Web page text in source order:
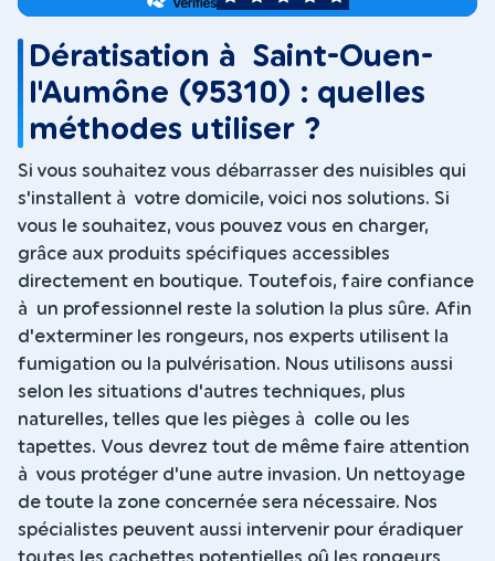
5
Dératisation à Saint-Ouen-
l'Aumône (95310) : quelles
méthodes utiliser ?
Si vous souhaitez vous débarrasser des nuisibles qui
s'installent à votre domicile, voici nos solutions. Si
vous le souhaitez, vous pouvez vous en charger,
grâce aux produits spécifiques accessibles
directement en boutique. Toutefois, faire confiance
à un professionnel reste la solution la plus sûre. Afin
d'exterminer les rongeurs, nos experts utilisent la
fumigation ou la pulvérisation. Nous utilisons aussi
selon les situations d'autres techniques, plus
naturelles, telles que les pièges à colle ou les
tapettes. Vous devrez tout de même faire attention
à vous protéger d'une autre invasion. Un nettoyage
de toute la zone concernée sera nécessaire. Nos
spécialistes peuvent aussi intervenir pour éradiquer
toutes les cachettes potentielles oû les rongeurs